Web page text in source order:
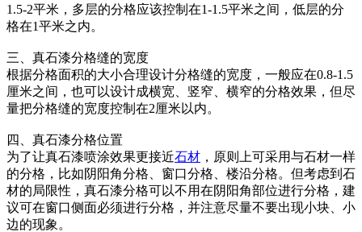
1.5-2平米，多层的分格应该控制在1-1.5平米之间，低层的分
格在1平米之内。
三、真石漆分格缝的宽度
根据分格面积的大小合理设计分格缝的宽度，一般应在0.8-1.5
厘米之间，也可以设计成横宽、竖窄、横窄的分格效果，但尽
量把分格缝的宽度控制在2厘米以内。
四、真石漆分格位置
为了让真石漆喷涂效果更接近石材 ，原则上可采用与石材一样
的分格，比如阴阳角分格、窗口分格、楼沿分格。但考虑到石
材的局限性，真石漆分格可以不用在阴阳角部位进行分格，建
议可在窗口侧面必须进行分格，并注意尽量不要出现小块、小
边的现象。